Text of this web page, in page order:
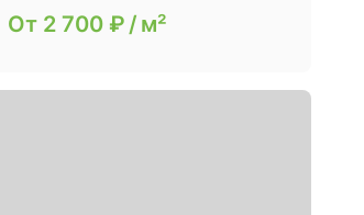
От 2 700 ₽ / м²